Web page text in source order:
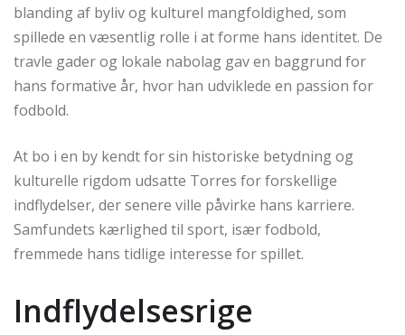
blanding af byliv og kulturel mangfoldighed, som
spillede en væsentlig rolle i at forme hans identitet. De
travle gader og lokale nabolag gav en baggrund for
hans formative år, hvor han udviklede en passion for
fodbold.
At bo i en by kendt for sin historiske betydning og
kulturelle rigdom udsatte Torres for forskellige
indflydelser, der senere ville påvirke hans karriere.
Samfundets kærlighed til sport, især fodbold,
fremmede hans tidlige interesse for spillet.
Indflydelsesrige